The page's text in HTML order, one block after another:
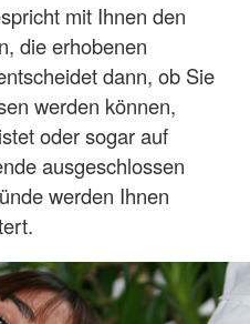
mit Ihnen den
die erhobenen
dann, ob Sie
werden können,
oder sogar auf
ausgeschlossen
werden Ihnen